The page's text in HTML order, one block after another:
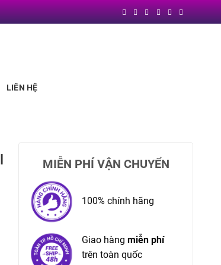
LIÊN HỆ
MIỄN PHÍ VẬN CHUYỂN
100% chính hãng
Giao hàng miễn phí
trên toàn quốc